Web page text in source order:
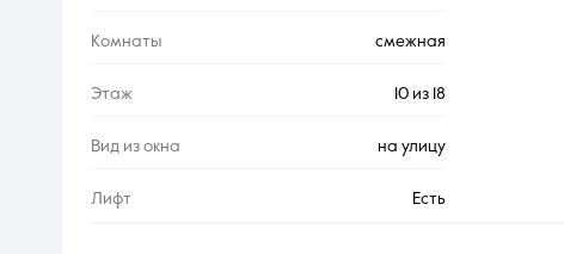
Комнаты смежная
Этаж 10 из 18
Вид из окна на улицу
Лифт Есть